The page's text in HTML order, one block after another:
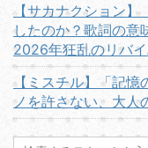
【サカナクション
したのか？歌詞の意
2026年狂乱のリバ
【ミスチル】「記憶
ノを許さない、大人